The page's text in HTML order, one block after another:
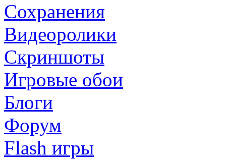
Сохранения
Видеоролики
Скриншоты
Игровые обои
Блоги
Форум
Flash игры